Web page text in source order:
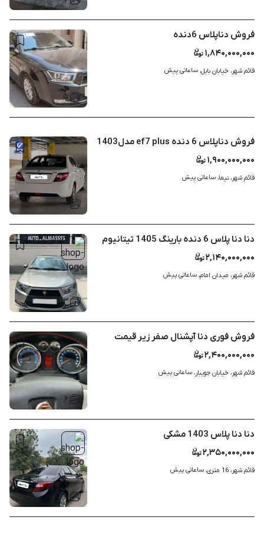
۵
فروش دناپلاس 6دنده
۱,۸۴۰,۰۰۰,۰۰۰
قائم شهر، خیابان بابل، ساعاتی پیش
۱
فروش دناپلاس 6 دنده ef7 plus مدل1403
۱,۹۰۰,۰۰۰,۰۰۰
قائم شهر، نیما، ساعاتی پیش
۳
دنا دنا پلاس 6 دنده بارینگ 1405 تیتانیوم
۲,۱۴۰,۰۰۰,۰۰۰
قائم شهر، میدان امام، ساعاتی پیش
۶
فروش فوری دنا آپشنال صفر زیر قیمت
۲,۴۰۰,۰۰۰,۰۰۰
قائم شهر، خیابان جویبار، ساعاتی پیش
۸
دنا دنا پلاس 1403 مشکی
۲,۳۵۰,۰۰۰,۰۰۰
قائم شهر، 16 متری، ساعاتی پیش